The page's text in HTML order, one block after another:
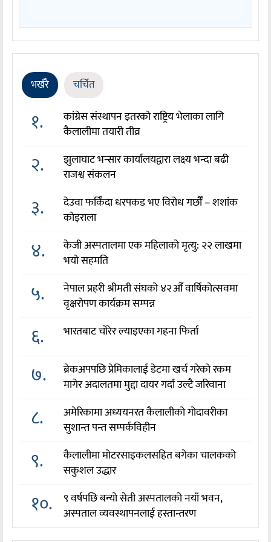
भर्खरै चर्चित
१.
कांग्रेस संस्थापन इतरको राष्ट्रिय भेलाका लागि
कैलालीमा तयारी तीव्र
२.
झुलाघाट भन्सार कार्यालयद्वारा लक्ष्य भन्दा बढी
राजश्व संकलन
३.
देउवा फर्किँदा धरपकड भए विरोध गर्छौँं – शशांक
कोइराला
४.
केजी अस्पतालमा एक महिलाको मृत्यु: २२ लाखमा
भयो सहमति
५.
नेपाल प्रहरी श्रीमती संघको ४२औँ वार्षिकोत्सवमा
वृक्षरोपण कार्यक्रम सम्पन्न
६. भारतबाट चोरेर ल्याइएका गहना फिर्ता
७.
ब्रेकअपपछि प्रेमिकालाई डेटमा खर्च गरेको रकम
मागेर अदालतमा मुद्दा दायर गर्दा उल्टै जरिवाना
८.
अमेरिकामा अध्ययनरत कैलालीको गोदावरीका
सुशान्त पन्त सम्पर्कविहीन
९.
कैलालीमा मोटरसाइकलसहित बगेका चालकको
सकुशल उद्धार
१०.
९ वर्षपछि बन्यो सेती अस्पतालको नयाँ भवन,
अस्पताल व्यवस्थापनलाई हस्तान्तरण